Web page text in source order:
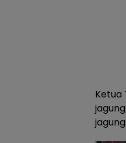
Ketua